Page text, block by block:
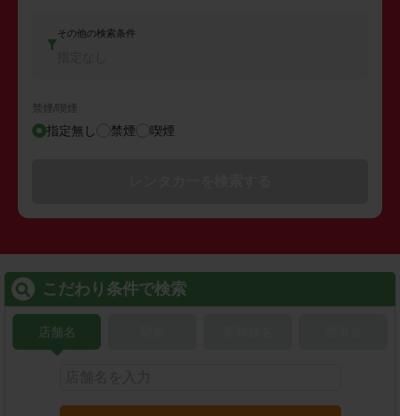
その他の検索条件
禁煙/喫煙
指定無し 禁煙 喫煙
こだわり条件で検索
店舗名